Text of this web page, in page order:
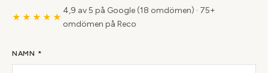
★★★★★
4,9 av 5 på Google (18 omdömen) · 75+
omdömen på Reco
NAMN *